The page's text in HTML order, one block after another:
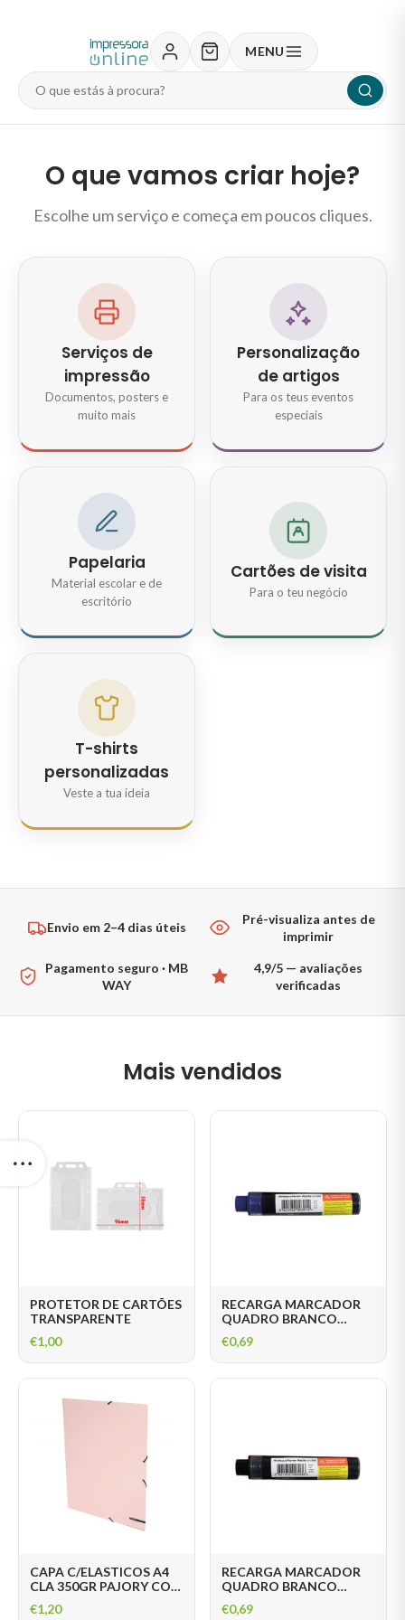
Pesquisar
produtos
MENU
O que vamos criar hoje?
Escolhe um serviço e começa em poucos cliques.
Serviços de
impressão
Documentos, posters e
muito mais
Personalização
de artigos
Para os teus eventos
especiais
Papelaria
Material escolar e de
escritório
Cartões de visita
Para o teu negócio
T-shirts
personalizadas
Veste a tua ideia
Envio em 2–4 dias úteis
Pré-visualiza antes de
imprimir
Pagamento seguro · MB
WAY
4,9/5 — avaliações
verificadas
Mais vendidos
PROTETOR DE CARTÕES
TRANSPARENTE
€1,00
RECARGA MARCADOR
QUADRO BRANCO
€0,69
CAPA C/ELASTICOS A4
CLA 350GR PAJORY COR
€1,20
RECARGA MARCADOR
QUADRO BRANCO
€0,69